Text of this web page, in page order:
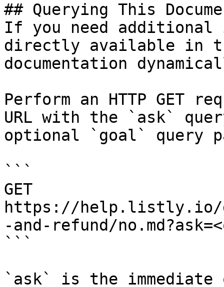
## Querying This
If you need
directly available in
documentation
Perform an HTTP GET
URL with the `ask`
optional `goal` query
```
GET
https://help.listly.io/
-and-refund/
```
`ask` is the